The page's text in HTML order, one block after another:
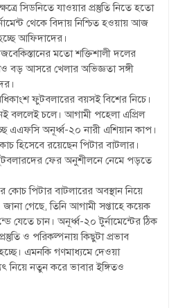
সিডনিতে যাওয়ার প্রস্তুতি নিতে হতো
থেকে বিদায় নিশ্চিত হওয়ায় আজ
আফিদাদের।
মতো শক্তিশালী দলের
বড় আসরে খেলার অভিজ্ঞতা সঙ্গী
ফুটবলারের বয়সই বিশের নিচে।
বললেই চলে। আগামী পহেলা এপ্রিল
এএফসি অনূর্ধ্ব-২০ নারী এশিয়ান কাপ।
হিসেবে রয়েছেন পিটার বাটলার।
ফের অনুশীলনে নেমে পড়তে
কোচ পিটার বাটলারের অবস্থান নিয়ে
জানা গেছে, তিনি আগামী সপ্তাহে কয়েক
যেতে চান। অনূর্ধ্ব-২০ টুর্নামেন্টের ঠিক
ও পরিকল্পনায় কিছুটা প্রভাব
এমনকি গণমাধ্যমে দেওয়া
নিয়ে নতুন করে ভাবার ইঙ্গিতও